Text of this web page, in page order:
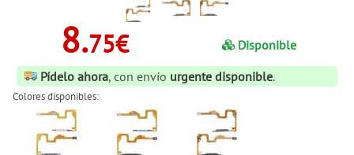
8.75€
Disponible
Pídelo ahora, con envío urgente disponible.
Colores disponibles: